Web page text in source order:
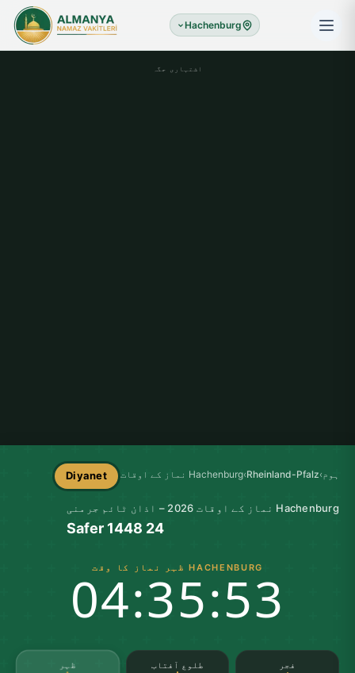
Hachenburg
اشتہاری جگہ
ہوم›
Rheinland-Pfalz
›Hachenburg نماز کے اوقات Diyanet
Hachenburg نماز کے اوقات 2026 – اذان ٹائم جرمنی
24 Safer 1448
HACHENBURG ظہر نماز کا وقت
04:35:52
فجر طلوع آفتاب ظہر